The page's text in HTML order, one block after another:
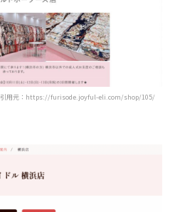
引用元：https://furisode.joyful-eli.com/shop/105/